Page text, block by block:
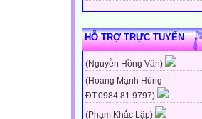
HỖ TRỢ TRỰC TUYẾN
(Nguyễn Hồng Vân)
(Hoàng Mạnh Hùng
ĐT:0984.81.9797)
(Phạm Khắc Lập)